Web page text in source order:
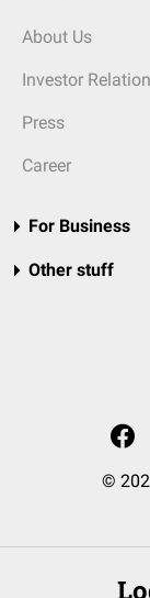
About Us
Investor
Press
Career
For Business
Other stuff
©